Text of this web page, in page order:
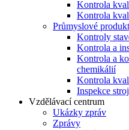
Kontrola
Kontrola
Průmyslové
Kontroly
Kontrola a
Kontrola a
chemikálií
Kontrola
Inspekce
Vzdělávací centrum
Ukázky zpráv
Zprávy